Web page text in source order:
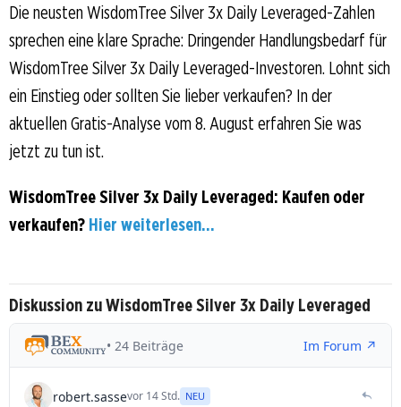
Die neusten WisdomTree Silver 3x Daily Leveraged-Zahlen
sprechen eine klare Sprache: Dringender Handlungsbedarf für
WisdomTree Silver 3x Daily Leveraged-Investoren. Lohnt sich
ein Einstieg oder sollten Sie lieber verkaufen? In der
aktuellen Gratis-Analyse vom 8. August erfahren Sie was
jetzt zu tun ist.
WisdomTree Silver 3x Daily Leveraged: Kaufen oder
verkaufen? Hier weiterlesen...
Diskussion zu WisdomTree Silver 3x Daily Leveraged